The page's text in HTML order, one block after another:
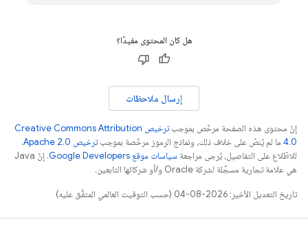
هل كان المحتوى مفيدًا؟
إرسال ملاحظات
إنّ محتوى هذه الصفحة مرخّص بموجب
ترخيص Creative Commons Attribution
4.0‏ ما لم يُنصّ على خلاف ذلك، ونماذج الرموز مرخّصة بموجبترخيص Apache 2.0‏
.
للاطّلاع على التفاصيل، يُرجى مراجعة سياسات موقع Google Developers‏
. إنّ Java
هي علامة تجارية مسجَّلة لشركة Oracle و/أو شركائها التابعين.
تاريخ التعديل الأخير: 2026-08-04 (حسب التوقيت العالمي المتفَّق عليه)